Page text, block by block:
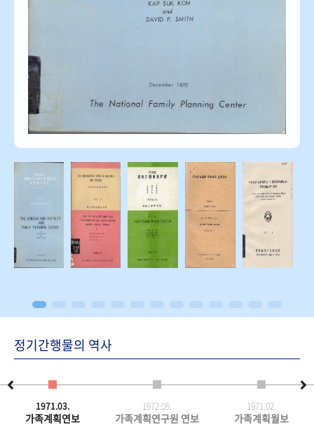
정기간행물의 역사
1971.03.
가족계획연보
1972.05.
가족계획연구원 연보
1971.02.
가족계획월보